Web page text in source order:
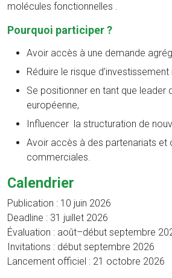
molécules fonctionnelles .
Pourquoi participer ?
Avoir accès à une demande
Réduire le risque d’investissement
Se positionner en tant que leader
européenne,
Influencer la structuration de
Avoir accès à des partenariats et
commerciales.
Calendrier
Publication : 10 juin 2026
Deadline : 31 juillet 2026
Évaluation : août–début septembre
Invitations : début septembre 2026
Lancement officiel : 21 octobre 2026